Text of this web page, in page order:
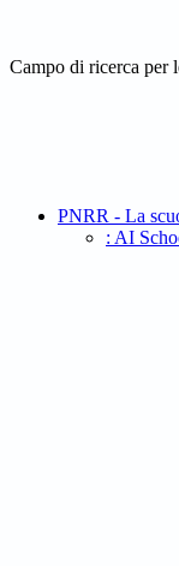
Campo di ricerca per
PNRR - La
: AI